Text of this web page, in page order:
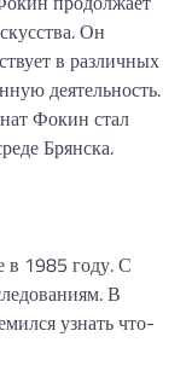
Он
в различных
деятельность.
Фокин стал
Брянска.
в 1985 году. С
В
узнать что-